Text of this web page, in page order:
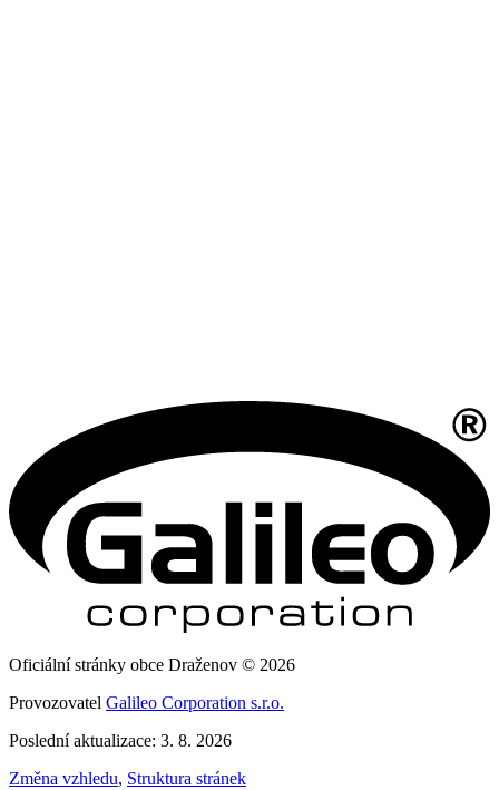
Oficiální stránky obce Draženov © 2026
Provozovatel Galileo Corporation s.r.o.
Poslední aktualizace: 3. 8. 2026
Změna vzhledu, Struktura stránek